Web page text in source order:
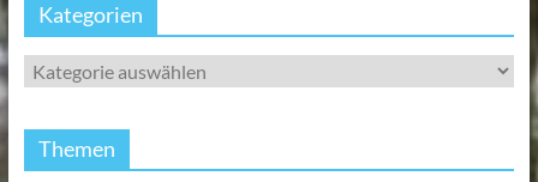
Kategorien
Themen